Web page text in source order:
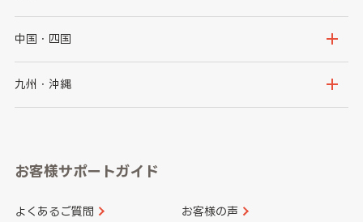
千葉県
石川県
山梨県
愛知県
大阪府
京都府
和歌山県
中国・四国
鳥取県
山口県
香川県 愛媛県
九州・沖縄
長崎県
大分県 宮崎県
お客様サポートガイド
よくあるご質問 お客様の声